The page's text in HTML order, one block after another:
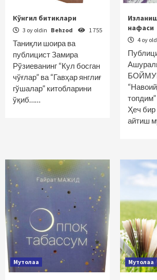
Кўнгил битиклари
3 oy oldin Behzod 1 755
Таниқли шоира ва
публицист Замира
Рўзиеванинг “Кул босган
чўғлар” ва “Гавҳар янглиғ
гўшалар” китобларини
ўқиб……
нафаси
4 oy
Ҳеч бир
айтиш
Мутолаа Мутолаа